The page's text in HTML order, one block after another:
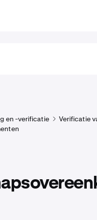
en -verificatie
Verificatie